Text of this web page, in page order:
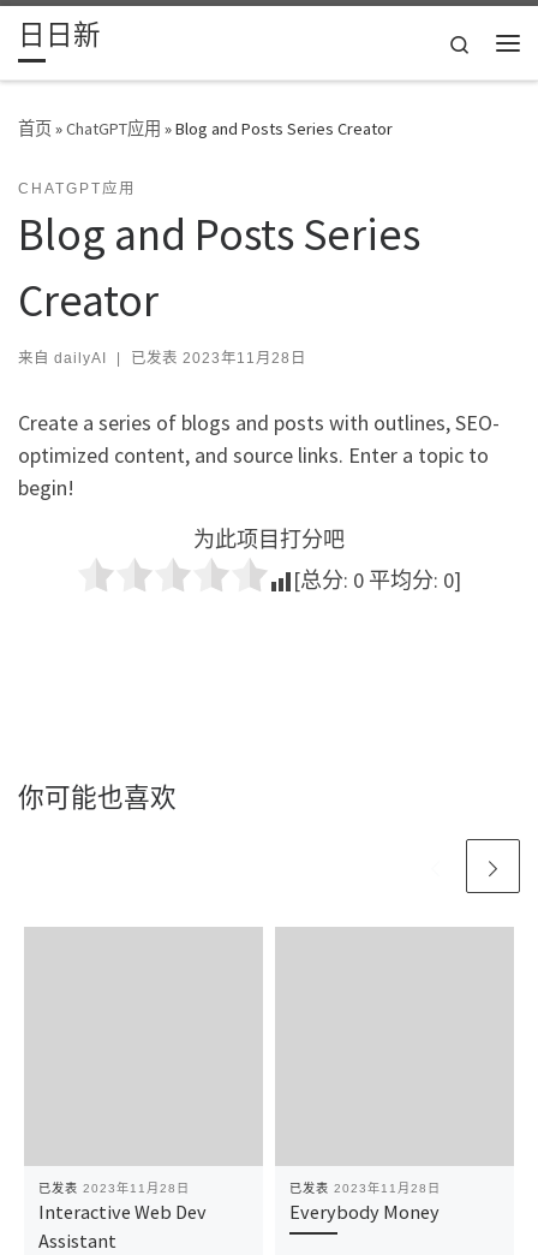
Skip to content
日日新
Search
首页»ChatGPT应用 »Blog and Posts Series Creator
CHATGPT应用
Blog and Posts Series
Creator
来自 dailyAI | 已发表 2023年11月28日
Create a series of blogs and posts with outlines, SEO-
optimized content, and source links. Enter a topic to
begin!
为此项目打分吧
[总分: 0 平均分: 0]
你可能也喜欢
已发表 2023年11月28日
Interactive Web Dev
Assistant
已发表 2023年11月28日
Everybody Money